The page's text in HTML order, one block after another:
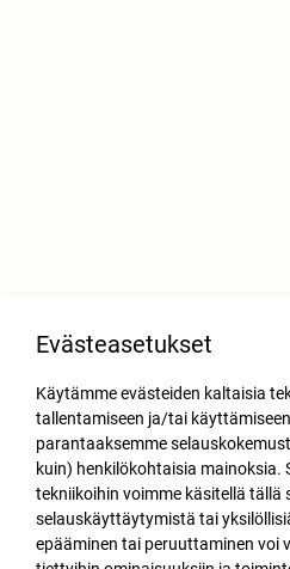
Evästeasetukset
Käytämme evästeiden kaltaisia
tallentamiseen ja/tai
parantaaksemme
kuin) henkilökohtaisia mainoksia.
tekniikoihin voimme käsitellä tällä
selauskäyttäytymistä tai
epääminen tai peruuttaminen voi